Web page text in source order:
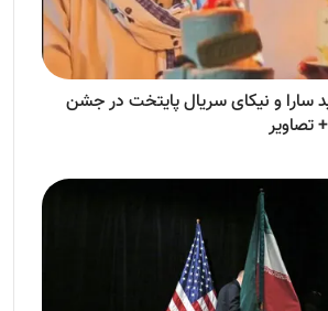
سارا و نیکای سریال پایتخت در جشن